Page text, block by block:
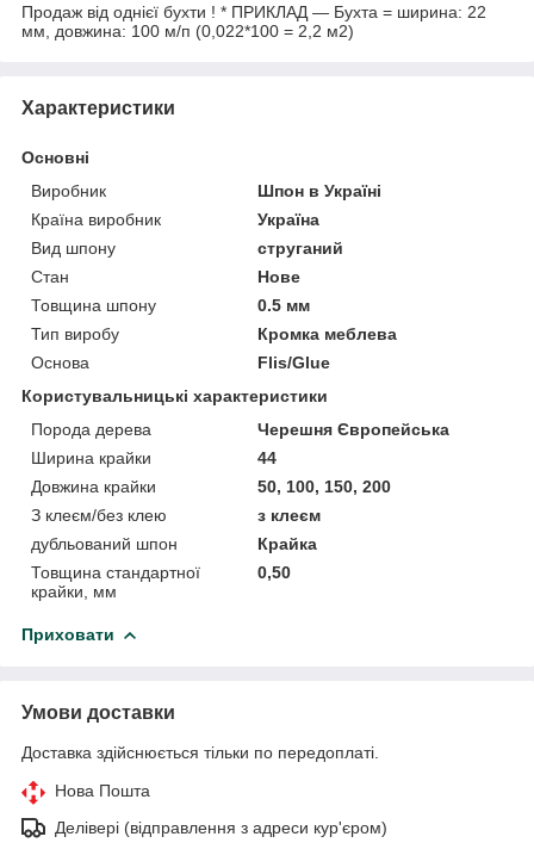
Продаж від однієї бухти ! * ПРИКЛАД — Бухта = ширина: 22
мм, довжина: 100 м/п (0,022*100 = 2,2 м2)
Характеристики
Основні
Виробник
Шпон в Україні
Країна виробник
Україна
Вид шпону
струганий
Стан
Нове
Товщина шпону
0.5 мм
Тип виробу
Кромка меблева
Основа
Flis/Glue
Користувальницькі характеристики
Порода дерева
Черешня Європейська
Ширина крайки
44
Довжина крайки
50, 100, 150, 200
З клеєм/без клею
з клеєм
дубльований шпон
Крайка
Товщина стандартної
крайки, мм
0,50
Приховати
Умови доставки
Доставка здійснюється тільки по передоплаті.
Нова Пошта
Делівері (відправлення з адреси кур'єром)